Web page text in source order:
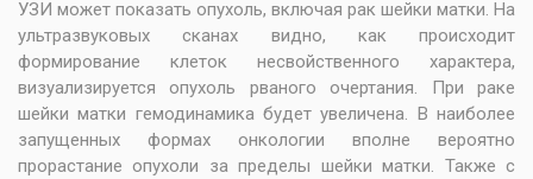
УЗИ может показать опухоль, включая рак шейки матки. На
ультразвуковых сканах видно, как происходит
формирование клеток несвойственного характера,
визуализируется опухоль рваного очертания. При раке
шейки матки гемодинамика будет увеличена. В наиболее
запущенных формах онкологии вполне вероятно
прорастание опухоли за пределы шейки матки. Также с